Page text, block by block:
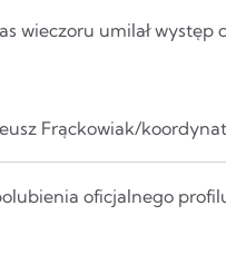
wieczoru umilał występ
Frąckowiak/
oficjalnego